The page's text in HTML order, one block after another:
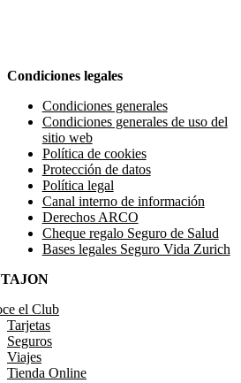
Condiciones legales
Condiciones generales
Condiciones generales de uso del
sitio web
Política de cookies
Protección de datos
Política legal
Canal interno de información
Derechos ARCO
Cheque regalo Seguro de Salud
Bases legales Seguro Vida Zurich
el Club
Tarjetas
Seguros
Viajes
Tienda Online